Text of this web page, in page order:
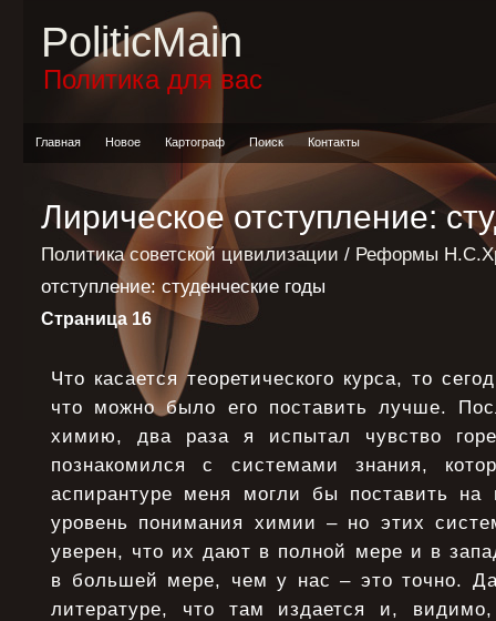
PoliticMain
Политика для вас
Главная Новое Картограф Поиск Контакты
Лирическое отступление:
Политика советской цивилизации / Реформы
отступление: студенческие годы
Страница 16
Что касается теоретического курса, то
что можно было его поставить лучше.
химию, два раза я испытал чувство
познакомился с системами знания,
аспирантуре меня могли бы поставить на
уровень понимания химии – но этих
уверен, что их дают в полной мере и в
в большей мере, чем у нас – это точно.
литературе, что там издается и,